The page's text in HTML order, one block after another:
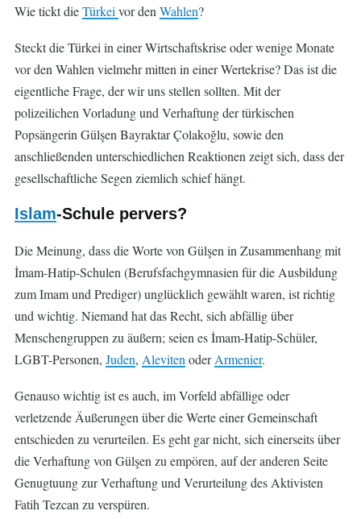
Wie tickt dieTürkei vor den Wahlen?
Steckt die Türkei in einer Wirtschaftskrise oder wenige Monate
vor den Wahlen vielmehr mitten in einer Wertekrise? Das ist die
eigentliche Frage, der wir uns stellen sollten. Mit der
polizeilichen Vorladung und Verhaftung der türkischen
Popsängerin Gülşen Bayraktar Çolakoğlu, sowie den
anschließenden unterschiedlichen Reaktionen zeigt sich, dass der
gesellschaftliche Segen ziemlich schief hängt.
Islam-Schule pervers?
Die Meinung, dass die Worte von Gülşen in Zusammenhang mit
İmam-Hatip-Schulen (Berufsfachgymnasien für die Ausbildung
zum Imam und Prediger) unglücklich gewählt waren, ist richtig
und wichtig. Niemand hat das Recht, sich abfällig über
Menschengruppen zu äußern; seien es İmam-Hatip-Schüler,
LGBT-Personen, Juden, Aleviten oderArmenier.
Genauso wichtig ist es auch, im Vorfeld abfällige oder
verletzende Äußerungen über die Werte einer Gemeinschaft
entschieden zu verurteilen. Es geht gar nicht, sich einerseits über
die Verhaftung von Gülşen zu empören, auf der anderen Seite
Genugtuung zur Verhaftung und Verurteilung des Aktivisten
Fatih Tezcan zu verspüren.